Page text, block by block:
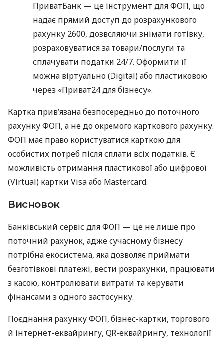
ПриватБанк — це інструмент для ФОП, що
надає прямий доступ до розрахункового
рахунку 2600, дозволяючи знімати готівку,
розраховуватися за товари/послуги та
сплачувати податки 24/7. Оформити її
можна віртуально (Digital) або пластиковою
через «Приват24 для бізнесу».
Картка прив’язана безпосередньо до поточного
рахунку ФОП, а не до окремого карткового рахунку.
ФОП має право користуватися карткою для
особистих потреб після сплати всіх податків. Є
можливість отримання пластикової або цифрової
(Virtual) картки Visa або Mastercard.
Висновок
Банківський сервіс для ФОП — це не лише про
поточний рахунок, адже сучасному бізнесу
потрібна екосистема, яка дозволяє приймати
безготівкові платежі, вести розрахунки, працювати
з касою, контролювати витрати та керувати
фінансами з одного застосунку.
Поєднання рахунку ФОП, бізнес-картки, торгового
й інтернет-еквайрингу, QR-еквайрингу, технології